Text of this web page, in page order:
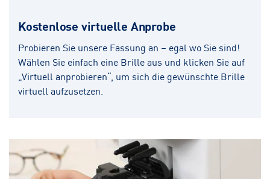
Kostenlose virtuelle Anprobe
Probieren Sie unsere Fassung an – egal wo Sie sind!
Wählen Sie einfach eine Brille aus und klicken Sie auf
„Virtuell anprobieren“, um sich die gewünschte Brille
virtuell aufzusetzen.